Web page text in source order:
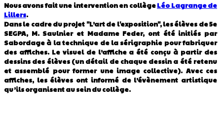
Nous avons fait une intervention en collègeLéo Lagrange de
Lillers.
Dans le cadre du projet "L’art de l'exposition", les élèves de 5e
SEGPA, M. Saulnier et Madame Feder, ont été initiés par
Sabordage à la technique de la sérigraphie pour fabriquer
des affiches. Le visuel de l’affiche a été conçu à partir des
dessins des élèves (un détail de chaque dessin a été retenu
et assemblé pour former une image collective). Avec ces
affiches, les élèves ont informé de l’évènement artistique
qu’ils organisent au sein du collège.